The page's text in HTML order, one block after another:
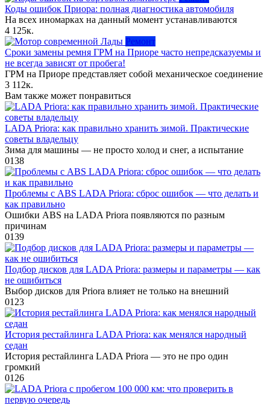
Коды ошибок Приора: полная диагностика автомобиля
На всех иномарках на данный момент устанавливаются
4 125к.
Ремонт
Сроки замены ремня ГРМ на Приоре часто непредсказуемы и
не всегда зависят от пробега!
ГРМ на Приоре представляет собой механическое соединение
3 112к.
Вам также может понравиться
LADA Priora: как правильно хранить зимой. Практические
советы владельцу
Зима для машины — не просто холод и снег, а испытание
0138
Проблемы с ABS LADA Priora: сброс ошибок — что делать и
как правильно
Ошибки ABS на LADA Priora появляются по разным
причинам
0139
Подбор дисков для LADA Priora: размеры и параметры — как
не ошибиться
Выбор дисков для Priora влияет не только на внешний
0123
История рестайлинга LADA Priora: как менялся народный
седан
История рестайлинга LADA Priora — это не про один
громкий
0126